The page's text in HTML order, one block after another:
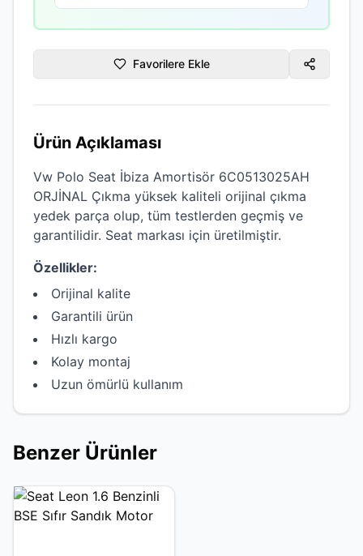
Favorilere Ekle
Ürün Açıklaması
Vw Polo Seat İbiza Amortisör 6C0513025AH
ORJİNAL Çıkma yüksek kaliteli orijinal çıkma
yedek parça olup, tüm testlerden geçmiş ve
garantilidir. Seat markası için üretilmiştir.
Özellikler:
Orijinal kalite
Garantili ürün
Hızlı kargo
Kolay montaj
Uzun ömürlü kullanım
Benzer Ürünler